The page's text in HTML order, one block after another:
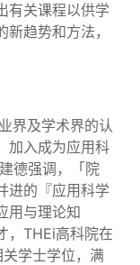
有关课程以供学
趋势和方法，
界及学术界的认
加入成为应用科
德强调，「院
进的『应用科学
用与理论知
，THEi高科院在
学士学位，满